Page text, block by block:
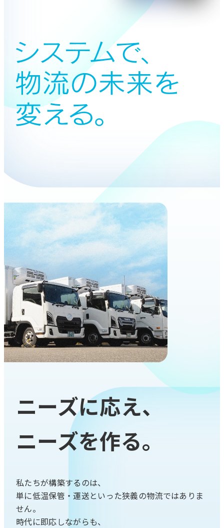
ニーズに応え、
ニーズを作る。
私たちが構築するのは、
単に低温保管・運送といった狭義の物流ではありま
せん。
時代に即応しながらも、